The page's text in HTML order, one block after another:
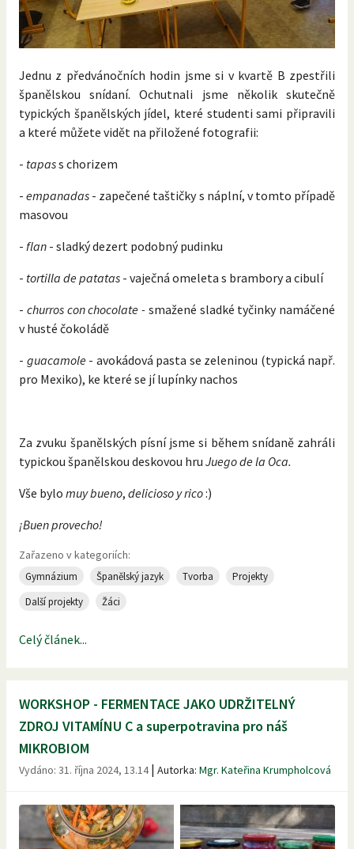
Jednu z předvánočních hodin jsme si v kvartě B zpestřili
španělskou snídaní. Ochutnali jsme několik skutečně
typických španělských jídel, které studenti sami připravili
a které můžete vidět na přiložené fotografii:
- tapass chorizem
-empanadas - zapečené taštičky s náplní, v tomto případě
masovou
- flan - sladký dezert podobný pudinku
- tortilla de patatas - vaječná omeleta s brambory a cibulí
- churros con chocolate - smažené sladké tyčinky namáčené
v husté čokoládě
- guacamole- avokádová pasta se zeleninou (typická např.
pro Mexiko), ke které se jí lupínky nachos
Za zvuku španělských písní jsme si během snídaně zahráli
typickou španělskou deskovou hru Juego de la Oca.
Vše bylo muy bueno, delicioso y rico:)
¡Buen provecho!
Zařazeno v kategoriích:
Gymnázium Španělský jazyk Tvorba
Projekty
Další projekty
Žáci
Celý článek...
WORKSHOP - FERMENTACE JAKO UDRŽITELNÝ
ZDROJ VITAMÍNU C a superpotravina pro náš
MIKROBIOM
Vydáno: 31. října 2024, 13.14| Autorka: Mgr. Kateřina Krumpholcová